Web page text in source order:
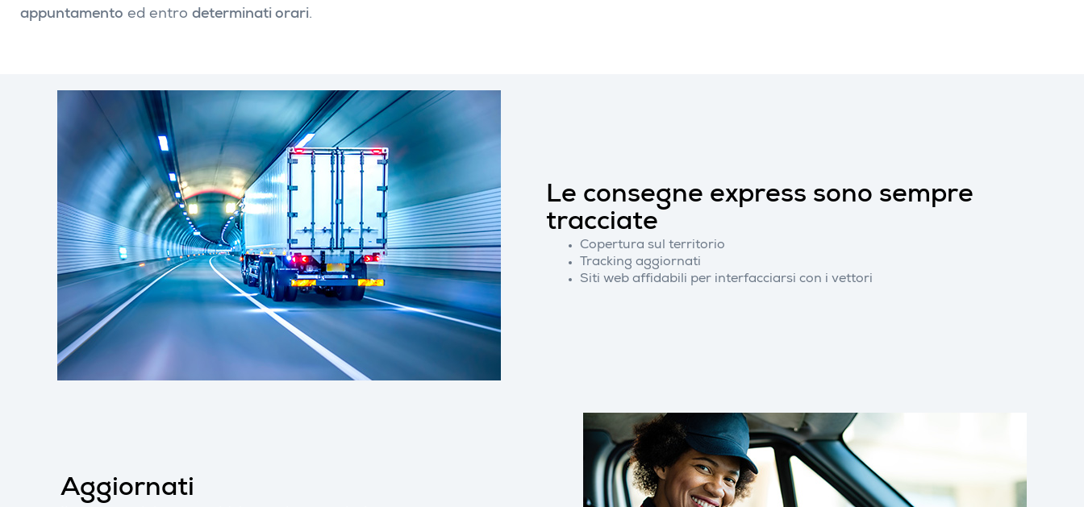
appuntamento ed entro determinati orari.
Le consegne express sono sempre
tracciate
Copertura sul territorio
Tracking aggiornati
Siti web affidabili per interfacciarsi con i vettori
Aggiornati